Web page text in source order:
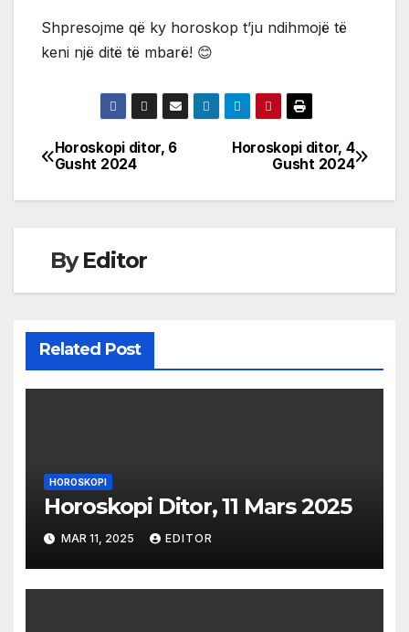
Shpresojme që ky horoskop t’ju ndihmojë të
keni një ditë të mbarë! 😊
Post
navigation
Horoskopi ditor, 4
Gusht 2024
Horoskopi ditor, 6
Gusht 2024
ByEditor
Related Post
HOROSKOPI
Horoskopi Ditor, 11 Mars 2025
MAR 11, 2025 EDITOR